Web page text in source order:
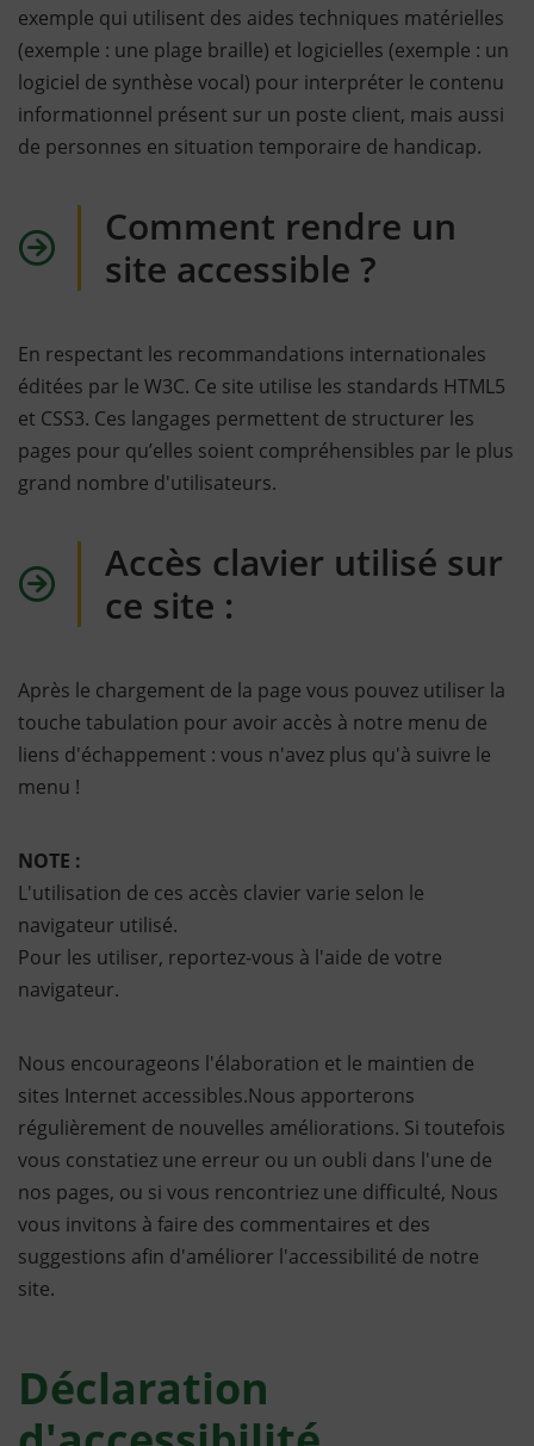
exemple qui utilisent des aides techniques matérielles
(exemple : une plage braille) et logicielles (exemple : un
logiciel de synthèse vocal) pour interpréter le contenu
informationnel présent sur un poste client, mais aussi
de personnes en situation temporaire de handicap.
Comment rendre un
site accessible ?
En respectant les recommandations internationales
éditées par le W3C. Ce site utilise les standards HTML5
et CSS3. Ces langages permettent de structurer les
pages pour qu’elles soient compréhensibles par le plus
grand nombre d'utilisateurs.
Accès clavier utilisé sur
ce site :
Après le chargement de la page vous pouvez utiliser la
touche tabulation pour avoir accès à notre menu de
liens d'échappement : vous n'avez plus qu'à suivre le
menu !
NOTE :
L'utilisation de ces accès clavier varie selon le
navigateur utilisé.
Pour les utiliser, reportez-vous à l'aide de votre
navigateur.
Nous encourageons l'élaboration et le maintien de
sites Internet accessibles.Nous apporterons
régulièrement de nouvelles améliorations. Si toutefois
vous constatiez une erreur ou un oubli dans l'une de
nos pages, ou si vous rencontriez une difficulté, Nous
vous invitons à faire des commentaires et des
suggestions afin d'améliorer l'accessibilité de notre
site.
Déclaration